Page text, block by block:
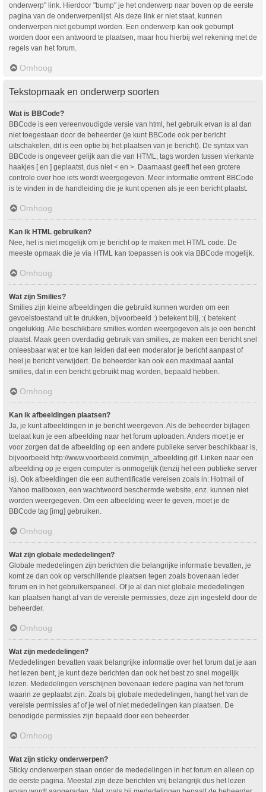
onderwerp" link. Hierdoor "bump" je het onderwerp naar boven op de eerste
pagina van de onderwerpenlijst. Als deze link er niet staat, kunnen
onderwerpen niet gebumpt worden. Een onderwerp kan ook gebumpt
worden door een antwoord te plaatsen, maar hou hierbij wel rekening met de
regels van het forum.
Omhoog
Tekstopmaak en onderwerp soorten
Wat is BBCode?
BBCode is een vereenvoudigde versie van html, het gebruik ervan is al dan
niet toegestaan door de beheerder (je kunt BBCode ook per bericht
uitschakelen, dit is een optie bij het plaatsen van je bericht). De syntax van
BBCode is ongeveer gelijk aan die van HTML, tags worden tussen vierkante
haakjes [ en ] geplaatst, dus niet < en >. Daarnaast geeft het een grotere
controle over hoe iets wordt weergegeven. Meer informatie omtrent BBCode
is te vinden in de handleiding die je kunt openen als je een bericht plaatst.
Omhoog
Kan ik HTML gebruiken?
Nee, het is niet mogelijk om je bericht op te maken met HTML code. De
meeste opmaak die je via HTML kan toepassen is ook via BBCode mogelijk.
Omhoog
Wat zijn Smilies?
Smilies zijn kleine afbeeldingen die gebruikt kunnen worden om een
gevoelstoestand uit te drukken, bijvoorbeeld :) betekent blij, :( betekent
ongelukkig. Alle beschikbare smilies worden weergegeven als je een bericht
plaatst. Maak geen overdadig gebruik van smilies, ze maken een bericht snel
onleesbaar wat er toe kan leiden dat een moderator je bericht aanpast of
heel je bericht verwijdert. De beheerder kan ook een maximaal aantal
smilies, dat in een bericht gebruikt mag worden, bepaald hebben.
Omhoog
Kan ik afbeeldingen plaatsen?
Ja, je kunt afbeeldingen in je bericht weergeven. Als de beheerder bijlagen
toelaat kun je een afbeelding naar het forum uploaden. Anders moet je er
voor zorgen dat de afbeelding op een andere publieke server beschikbaar is,
bijvoorbeeld http://www.voorbeeld.com/mijn_afbeelding.gif. Linken naar een
afbeelding op je eigen computer is onmogelijk (tenzij het een publieke server
is). Ook afbeeldingen die een authentificatie vereisen zoals in: Hotmail of
Yahoo mailboxen, een wachtwoord beschermde website, enz. kunnen niet
worden weergegeven. Om een afbeelding weer te geven, moet je de
BBCode tag [img] gebruiken.
Omhoog
Wat zijn globale mededelingen?
Globale mededelingen zijn berichten die belangrijke informatie bevatten, je
komt ze dan ook op verschillende plaatsen tegen zoals bovenaan ieder
forum en in het gebruikerspaneel. Of je al dan niet globale mededelingen
kan plaatsen hangt af van de vereiste permissies, deze zijn ingesteld door de
beheerder.
Omhoog
Wat zijn mededelingen?
Mededelingen bevatten vaak belangrijke informatie over het forum dat je aan
het lezen bent, je kunt deze berichten dan ook het best zo snel mogelijk
lezen. Mededelingen verschijnen bovenaan iedere pagina van het forum
waarin ze geplaatst zijn. Zoals bij globale mededelingen, hangt het van de
vereiste permissies af of je wel of niet mededelingen kan plaatsen. De
benodigde permissies zijn bepaald door een beheerder.
Omhoog
Wat zijn sticky onderwerpen?
Sticky onderwerpen staan onder de mededelingen in het forum en alleen op
de eerste pagina. Meestal zijn deze berichten vrij belangrijk dus het lezen